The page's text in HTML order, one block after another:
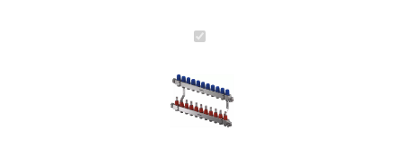
Distribuitor
pardoseală,
Uponor
Vario